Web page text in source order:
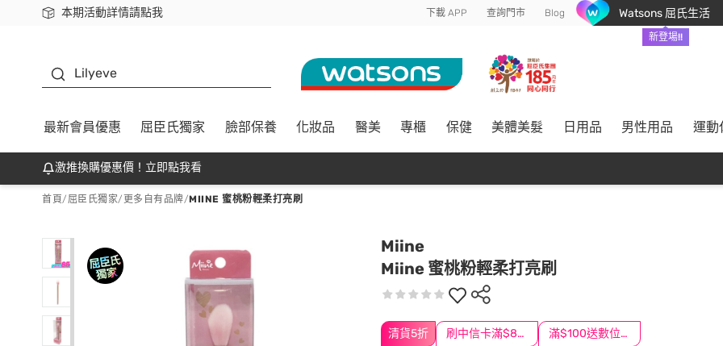
本期活動詳情請點我
下載app最高回饋$350 下載 APP 查詢門市 Blog Watsons 屈氏生活
新登場!!
Lilyeve
最新會員優惠 屈臣氏獨家 臉部保養 化妝品 醫美 專櫃 保健 美體美髮 日用品 男性用品 運動
激推換購優惠價！立即點我看
首頁/ 屈臣氏獨家/ 更多自有品牌/MIINE 蜜桃粉輕柔打亮刷
Miine
Miine 蜜桃粉輕柔打亮刷
清貨5折 刷中信卡滿$888送3萬點 滿$100送數位印花